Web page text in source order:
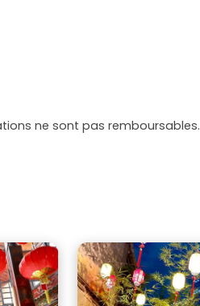
ne sont pas remboursables.